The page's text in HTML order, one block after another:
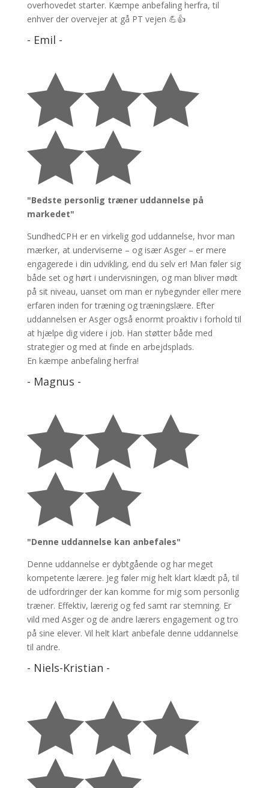
overhovedet starter. Kæmpe anbefaling herfra, til
enhver der overvejer at gå PT vejen 💪👍
- Emil -


"Bedste personlig træner uddannelse på
markedet"
SundhedCPH er en virkelig god uddannelse, hvor man
mærker, at underviserne – og især Asger – er mere
engagerede i din udvikling, end du selv er! Man føler sig
både set og hørt i undervisningen, og man bliver mødt
på sit niveau, uanset om man er nybegynder eller mere
erfaren inden for træning og træningslære. Efter
uddannelsen er Asger også enormt proaktiv i forhold til
at hjælpe dig videre i job. Han støtter både med
strategier og med at finde en arbejdsplads.
En kæmpe anbefaling herfra!
- Magnus -


"Denne uddannelse kan anbefales"
Denne uddannelse er dybtgående og har meget
kompetente lærere. Jeg føler mig helt klart klædt på, til
de udfordringer der kan komme for mig som personlig
træner. Effektiv, lærerig og fed samt rar stemning. Er
vild med Asger og de andre lærers engagement og tro
på sine elever. Vil helt klart anbefale denne uddannelse
til andre.
- Niels-Kristian -
